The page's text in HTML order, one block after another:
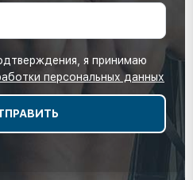
я принимаю
персональных данных